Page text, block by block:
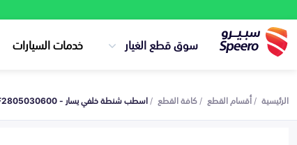
سوق قطع الغيار خدمات السيارات
الرئيسية أقسام القطع كافة القطع اسطب شنطة خلفي يسار - B511F2805030600